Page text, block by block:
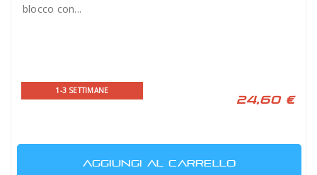
blocco con...
1-3 SETTIMANE
24,60 €
AGGIUNGI AL CARRELLO